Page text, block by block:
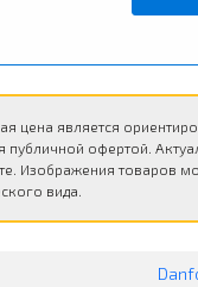
цена является
публичной офертой.
Изображения товаров
вида.